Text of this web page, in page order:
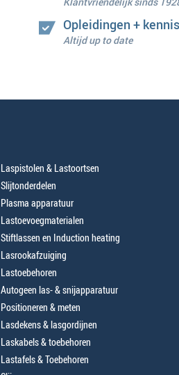
Opleidingen + kennis
Altijd up to date
Laspistolen & Lastoortsen
Slijtonderdelen
Plasma apparatuur
Lastoevoegmaterialen
Stiftlassen en Induction heating
Lasrookafzuiging
Lastoebehoren
Autogeen las- & snijapparatuur
Positioneren & meten
Lasdekens & lasgordijnen
Laskabels & toebehoren
Lastafels & Toebehoren